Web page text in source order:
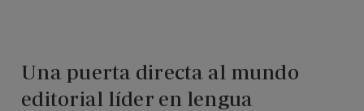
Una puerta directa al mundo
editorial líder en lengua